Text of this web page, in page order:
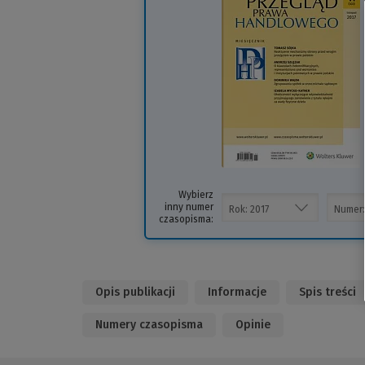
Wybierz
inny numer
czasopisma:
Opis publikacji Informacje Spis treści
Numery czasopisma Opinie